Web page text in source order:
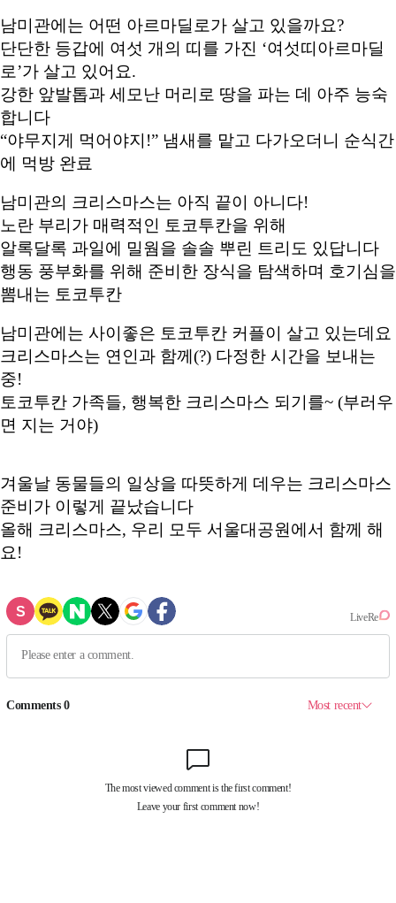
남미관에는 어떤 아르마딜로가 살고 있을까요?
단단한 등갑에 여섯 개의 띠를 가진 ‘여섯띠아르마딜
로’가 살고 있어요.
강한 앞발톱과 세모난 머리로 땅을 파는 데 아주 능숙
합니다
“야무지게 먹어야지!” 냄새를 맡고 다가오더니 순식간
에 먹방 완료
남미관의 크리스마스는 아직 끝이 아니다!
노란 부리가 매력적인 토코투칸을 위해
알록달록 과일에 밀웜을 솔솔 뿌린 트리도 있답니다
행동 풍부화를 위해 준비한 장식을 탐색하며 호기심을
뽐내는 토코투칸
남미관에는 사이좋은 토코투칸 커플이 살고 있는데요
크리스마스는 연인과 함께(?) 다정한 시간을 보내는
중!
토코투칸 가족들, 행복한 크리스마스 되기를~ (부러우
면 지는 거야)
겨울날 동물들의 일상을 따뜻하게 데우는 크리스마스
준비가 이렇게 끝났습니다
올해 크리스마스, 우리 모두 서울대공원에서 함께 해
요!